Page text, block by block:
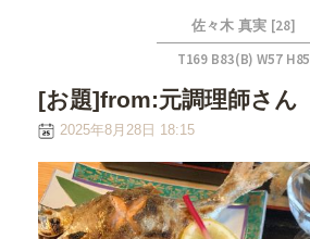
佐々木 真実 [28]
T169 B83(B) W57 H85
[お題]from:元調理師さん
2025年8月28日 18:15